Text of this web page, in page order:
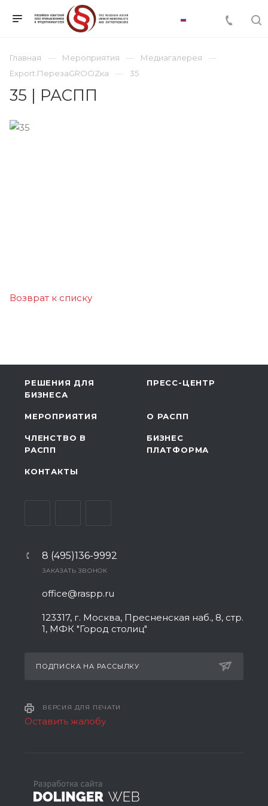
Главная Мероприятия
Медиагалерея
Export.ПерезаGROOZка
35
35 | РАСПП
Возврат к списку
РЕШЕНИЯ ДЛЯ
БИЗНЕСА
ПРЕСС-ЦЕНТР
МЕРОПРИЯТИЯ О РАСПП
ЧЛЕНСТВО В
РАСПП
БИЗНЕС
ПЛАТФОРМА
КОНТАКТЫ
8 (495)136-9992
ЗАКАЗАТЬ ЗВОНОК
office@raspp.ru
123317, г. Москва, Пресненская наб., 8, стр.
1, МФК "Город столиц"
ПОДПИСКА НА РАССЫЛКУ
ВЕРСИЯ ДЛЯ ПЕЧАТИ
Оставить жалобу